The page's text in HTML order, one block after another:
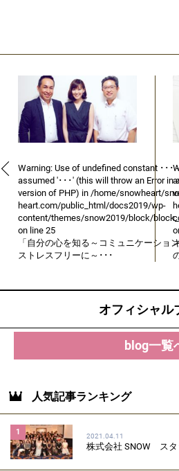
Warning: Use of undefined constant ･･･ -
assumed '･･･' (this will throw an Error in
version of PHP) in /home/snowheart/
heart.com/public_html/docs2019/wp-
content/themes/snow2019/block/
on line 25
「自分の心を知る～コミュニケーショ
ストレスフリーに～･･･
オフィシャル
blog一覧
人気記事ランキング
1 2021.04.11
株式会社 SNOW スタ